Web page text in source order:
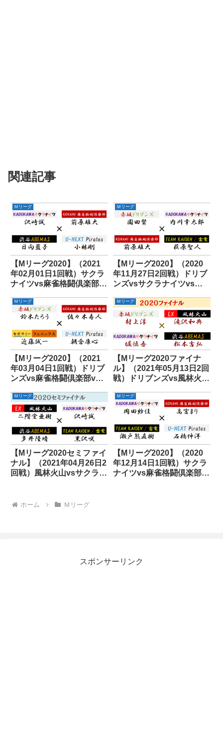
関連記事
Ｍリーグ
【Mリーグ2020】（2021
年02月01日1回戦）サクラ
ナイツvs麻雀格闘倶楽部
Ｍリーグ
【Mリーグ2020】（2020
年11月27日2回戦）ドリブ
ンズvsサクラナイツvs麻
Ｍリーグ
【Mリーグ2020】（2021
年03月04日1回戦）ドリブ
ンズvs麻雀格闘倶楽部vs
Ｍリーグ
【Mリーグ2020ファイナ
ル】（2021年05月13日2回
戦）ドリブンズvs風林火山
vsABEMAS
Ｍリーグ
【Mリーグ2020セミファイ
ナル】（2021年04月26日2
回戦）風林火山vsサクラナ
Ｍリーグ
【Mリーグ2020】（2020
年12月14日1回戦）サクラ
ナイツvs麻雀格闘倶楽部
ホーム Ｍリーグ
スポンサーリンク